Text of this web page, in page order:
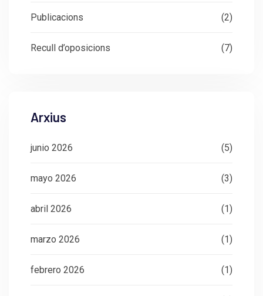
Publicacions (2)
Recull d’oposicions (7)
Arxius
junio 2026 (5)
mayo 2026 (3)
abril 2026 (1)
marzo 2026 (1)
febrero 2026 (1)